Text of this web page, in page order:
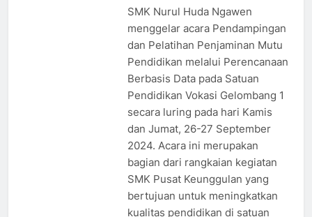
SMK Nurul Huda Ngawen
menggelar acara Pendampingan
dan Pelatihan Penjaminan Mutu
Pendidikan melalui Perencanaan
Berbasis Data pada Satuan
Pendidikan Vokasi Gelombang 1
secara luring pada hari Kamis
dan Jumat, 26-27 September
2024. Acara ini merupakan
bagian dari rangkaian kegiatan
SMK Pusat Keunggulan yang
bertujuan untuk meningkatkan
kualitas pendidikan di satuan